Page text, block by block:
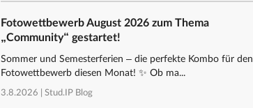
Fotowettbewerb August 2026 zum Thema
„Community“ gestartet!
Sommer und Semesterferien – die perfekte Kombo für den
Fotowettbewerb diesen Monat! ✨ Ob ma...
3.8.2026 | Stud.IP Blog